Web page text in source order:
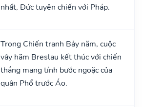
nhất, Đức tuyên chiến với Pháp.
Trong Chiến tranh Bảy năm, cuộc
vây hãm Breslau kết thúc với chiến
thắng mang tính bước ngoặc của
quân Phổ trước Áo.